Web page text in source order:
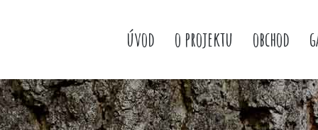
úvod o projektu obchod